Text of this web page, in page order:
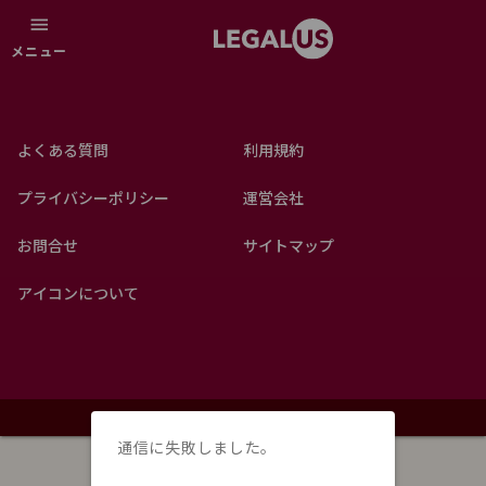
menu
メニュー
よくある質問 利用規約
プライバシーポリシー 運営会社
お問合せ サイトマップ
アイコンについて
©2021 LEGAL FRONTIER 21
通信に失敗しました。